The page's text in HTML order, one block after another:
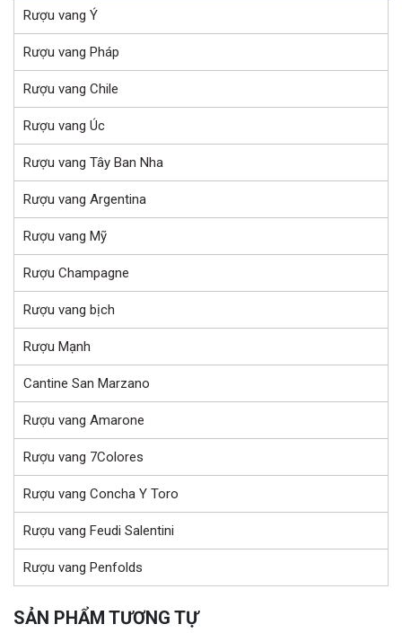
Rượu vang Ý
Rượu vang Pháp
Rượu vang Chile
Rượu vang Úc
Rượu vang Tây Ban Nha
Rượu vang Argentina
Rượu vang Mỹ
Rượu Champagne
Rượu vang bịch
Rượu Mạnh
Cantine San Marzano
Rượu vang Amarone
Rượu vang 7Colores
Rượu vang Concha Y Toro
Rượu vang Feudi Salentini
Rượu vang Penfolds
SẢN PHẨM TƯƠNG TỰ